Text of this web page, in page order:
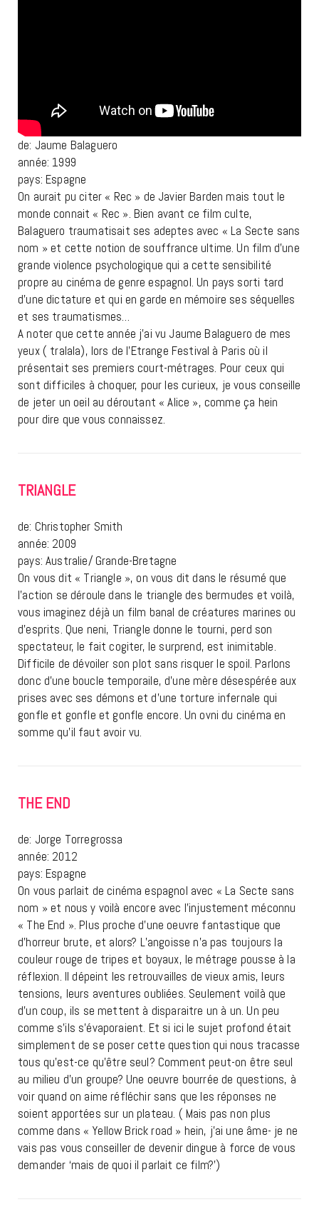
de: Jaume Balaguero
année: 1999
pays: Espagne
On aurait pu citer « Rec » de Javier Barden mais tout le
monde connait « Rec ». Bien avant ce film culte,
Balaguero traumatisait ses adeptes avec « La Secte sans
nom » et cette notion de souffrance ultime. Un film d’une
grande violence psychologique qui a cette sensibilité
propre au cinéma de genre espagnol. Un pays sorti tard
d’une dictature et qui en garde en mémoire ses séquelles
et ses traumatismes…
A noter que cette année j’ai vu Jaume Balaguero de mes
yeux ( tralala), lors de l’Etrange Festival à Paris où il
présentait ses premiers court-métrages. Pour ceux qui
sont difficiles à choquer, pour les curieux, je vous conseille
de jeter un oeil au déroutant « Alice », comme ça hein
pour dire que vous connaissez.
TRIANGLE
de: Christopher Smith
année: 2009
pays: Australie/ Grande-Bretagne
On vous dit « Triangle », on vous dit dans le résumé que
l’action se déroule dans le triangle des bermudes et voilà,
vous imaginez déjà un film banal de créatures marines ou
d’esprits. Que neni, Triangle donne le tourni, perd son
spectateur, le fait cogiter, le surprend, est inimitable.
Difficile de dévoiler son plot sans risquer le spoil. Parlons
donc d’une boucle temporaile, d’une mère désespérée aux
prises avec ses démons et d’une torture infernale qui
gonfle et gonfle et gonfle encore. Un ovni du cinéma en
somme qu’il faut avoir vu.
THE END
de: Jorge Torregrossa
année: 2012
pays: Espagne
On vous parlait de cinéma espagnol avec « La Secte sans
nom » et nous y voilà encore avec l’injustement méconnu
« The End ». Plus proche d’une oeuvre fantastique que
d’horreur brute, et alors? L’angoisse n’a pas toujours la
couleur rouge de tripes et boyaux, le métrage pousse à la
réflexion. Il dépeint les retrouvailles de vieux amis, leurs
tensions, leurs aventures oubliées. Seulement voilà que
d’un coup, ils se mettent à disparaitre un à un. Un peu
comme s’ils s’évaporaient. Et si ici le sujet profond était
simplement de se poser cette question qui nous tracasse
tous qu’est-ce qu’être seul? Comment peut-on être seul
au milieu d’un groupe? Une oeuvre bourrée de questions, à
voir quand on aime réfléchir sans que les réponses ne
soient apportées sur un plateau. ( Mais pas non plus
comme dans « Yellow Brick road » hein, j’ai une âme- je ne
vais pas vous conseiller de devenir dingue à force de vous
demander ‘mais de quoi il parlait ce film?’)